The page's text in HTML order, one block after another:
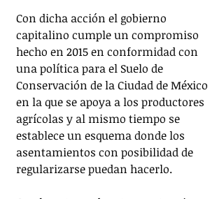
Con dicha acción el gobierno
capitalino cumple un compromiso
hecho en 2015 en conformidad con
una política para el Suelo de
Conservación de la Ciudad de México
en la que se apoya a los productores
agrícolas y al mismo tiempo se
establece un esquema donde los
asentamientos con posibilidad de
regularizarse puedan hacerlo.